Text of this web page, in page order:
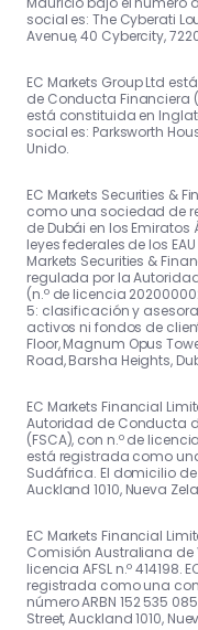
social es: The Cyberati
Avenue, 40 Cybercity,
EC Markets Group Ltd
de Conducta Financiera
está constituida en
social es: Parksworth
Unido.
EC Markets Securities &
como una sociedad de
de Dubái en los Emiratos
leyes federales de los
Markets Securities &
regulada por la
(n.º de licencia
5: clasificación y
activos ni fondos de
Floor, Magnum Opus
Road, Barsha Heights,
EC Markets Financial
Autoridad de Conducta
(FSCA), con n.º de
está registrada como
Sudáfrica. El domicilio de
Auckland 1010, Nueva
EC Markets Financial
Comisión Australiana de
licencia AFSL n.º 414198.
registrada como una
número ARBN 152 535
Street, Auckland 1010,